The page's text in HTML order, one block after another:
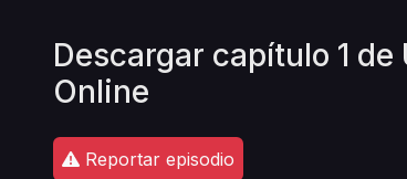
Descargar capítulo 1 de
Online
Reportar episodio